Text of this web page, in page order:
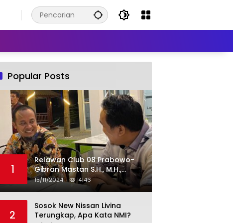
Popular Posts
1
Relawan Club 08 Prabowo-
Gibran Mastan S.H., M.H.,
Sebut “ANDALAN HATI” Unggul.
15/11/2024 4146
2
Sosok New Nissan Livina
Terungkap, Apa Kata NMI?